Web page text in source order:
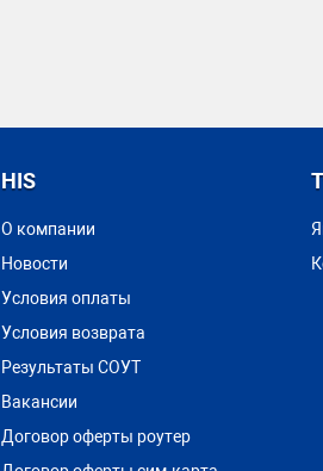
HIS
О компании
Новости
Условия оплаты
Условия возврата
Результаты СОУТ
Вакансии
Договор оферты роутер